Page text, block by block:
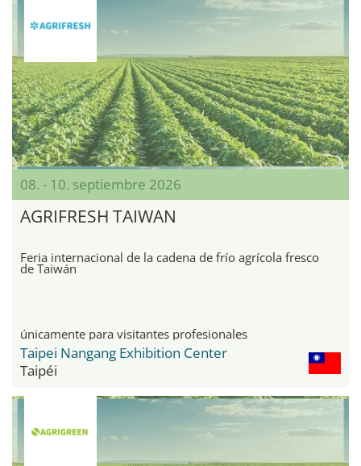
08. - 10. septiembre 2026
AGRIFRESH TAIWAN
Feria internacional de la cadena de frío agrícola fresco
de Taiwán
únicamente para visitantes profesionales
Taipei Nangang Exhibition Center
Taipéi